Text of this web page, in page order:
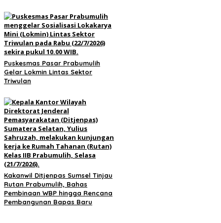
Puskesmas Pasar Prabumulih
Gelar Lokmin Lintas Sektor
Triwulan
Kakanwil Ditjenpas Sumsel Tinjau
Rutan Prabumulih, Bahas
Pembinaan WBP hingga Rencana
Pembangunan Bapas Baru